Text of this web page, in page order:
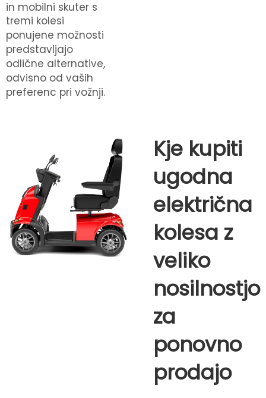
in mobilni skuter s
tremi kolesi
ponujene možnosti
predstavljajo
odlične alternative,
odvisno od vaših
preferenc pri vožnji.
Kje kupiti
ugodna
električna
kolesa z
veliko
nosilnostjo
za
ponovno
prodajo